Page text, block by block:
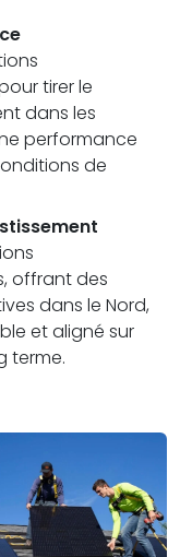
tirer le
dans les
performance
de
offrant des
dans le Nord,
et aligné sur
terme.